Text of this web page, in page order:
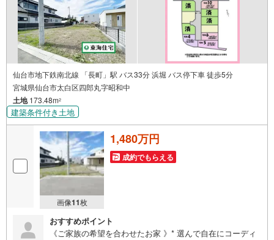
仙台市地下鉄南北線 「長町」駅 バス33分 浜堀 バス停下車 徒歩5分
宮城県仙台市太白区四郎丸字昭和中
土地173.48m2
建築条件付き土地
画像11枚
1,480万円
成約でもらえる
おすすめポイント
《ご家族の希望を合わせたお家 》* 選んで自在にコーディ